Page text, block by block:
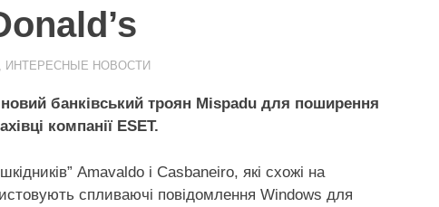
ИНТЕРЕСНЫЕ НОВОСТИ
банківський троян Mispadu для поширення
компанії ESET.
Amavaldo і Casbaneiro, які схожі на
спливаючі повідомлення Windows для